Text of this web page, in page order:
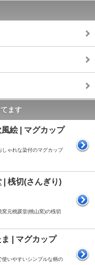
ます
風絵 | マグカップ
しゃれな染付のマグカップ
| 桟切(さんぎり)
元桃蹊堂(桃山窯)の桟切
ま | マグカップ
いやすいシンプルな柄の